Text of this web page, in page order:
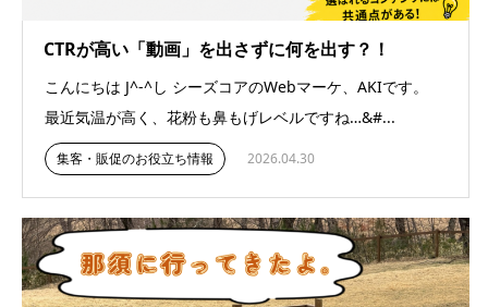
CTRが高い「動画」を出さずに何を出す？！
こんにちは J^-^し シーズコアのWebマーケ、AKIです。
最近気温が高く、花粉も鼻もげレベルですね…&#...
集客・販促のお役立ち情報 2026.04.30